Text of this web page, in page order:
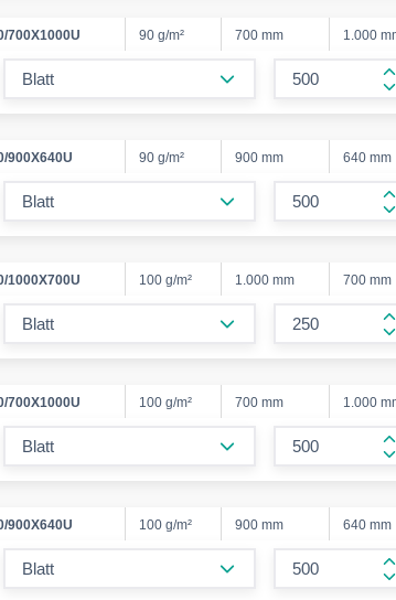
700X1000U 90 g/m² 700 mm 1.000
900X640U 90 g/m² 900 mm 640 mm
1000X700U 100 g/m² 1.000 mm 700 mm
700X1000U 100 g/m² 700 mm 1.000
900X640U 100 g/m² 900 mm 640 mm